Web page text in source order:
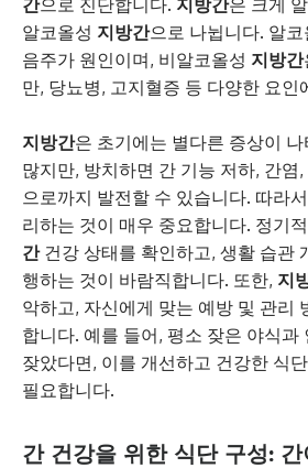
알코올성 지방간으로 나뉩니다. 알코
음주가 원인이며, 비알코올성 지방간
만, 당뇨병, 고지혈증 등 다양한 요인
지방간은 초기에는 별다른 증상이
많지만, 방치하면 간 기능 저하, 간염
으로까지 발전할 수 있습니다. 따라
리하는 것이 매우 중요합니다. 정기
간건강 상태를 확인하고, 생활 습관
행하는 것이 바람직합니다. 또한, 지
악하고, 자신에게 맞는 예방 및 관리
합니다. 예를 들어, 평소 잦은 야식과
잦았다면, 이를 개선하고 건강한 식
필요합니다.
간 건강을 위한 식단 구성: